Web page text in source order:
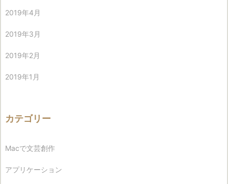
2019年4月
2019年3月
2019年2月
2019年1月
カテゴリー
Macで文芸創作
アプリケーション